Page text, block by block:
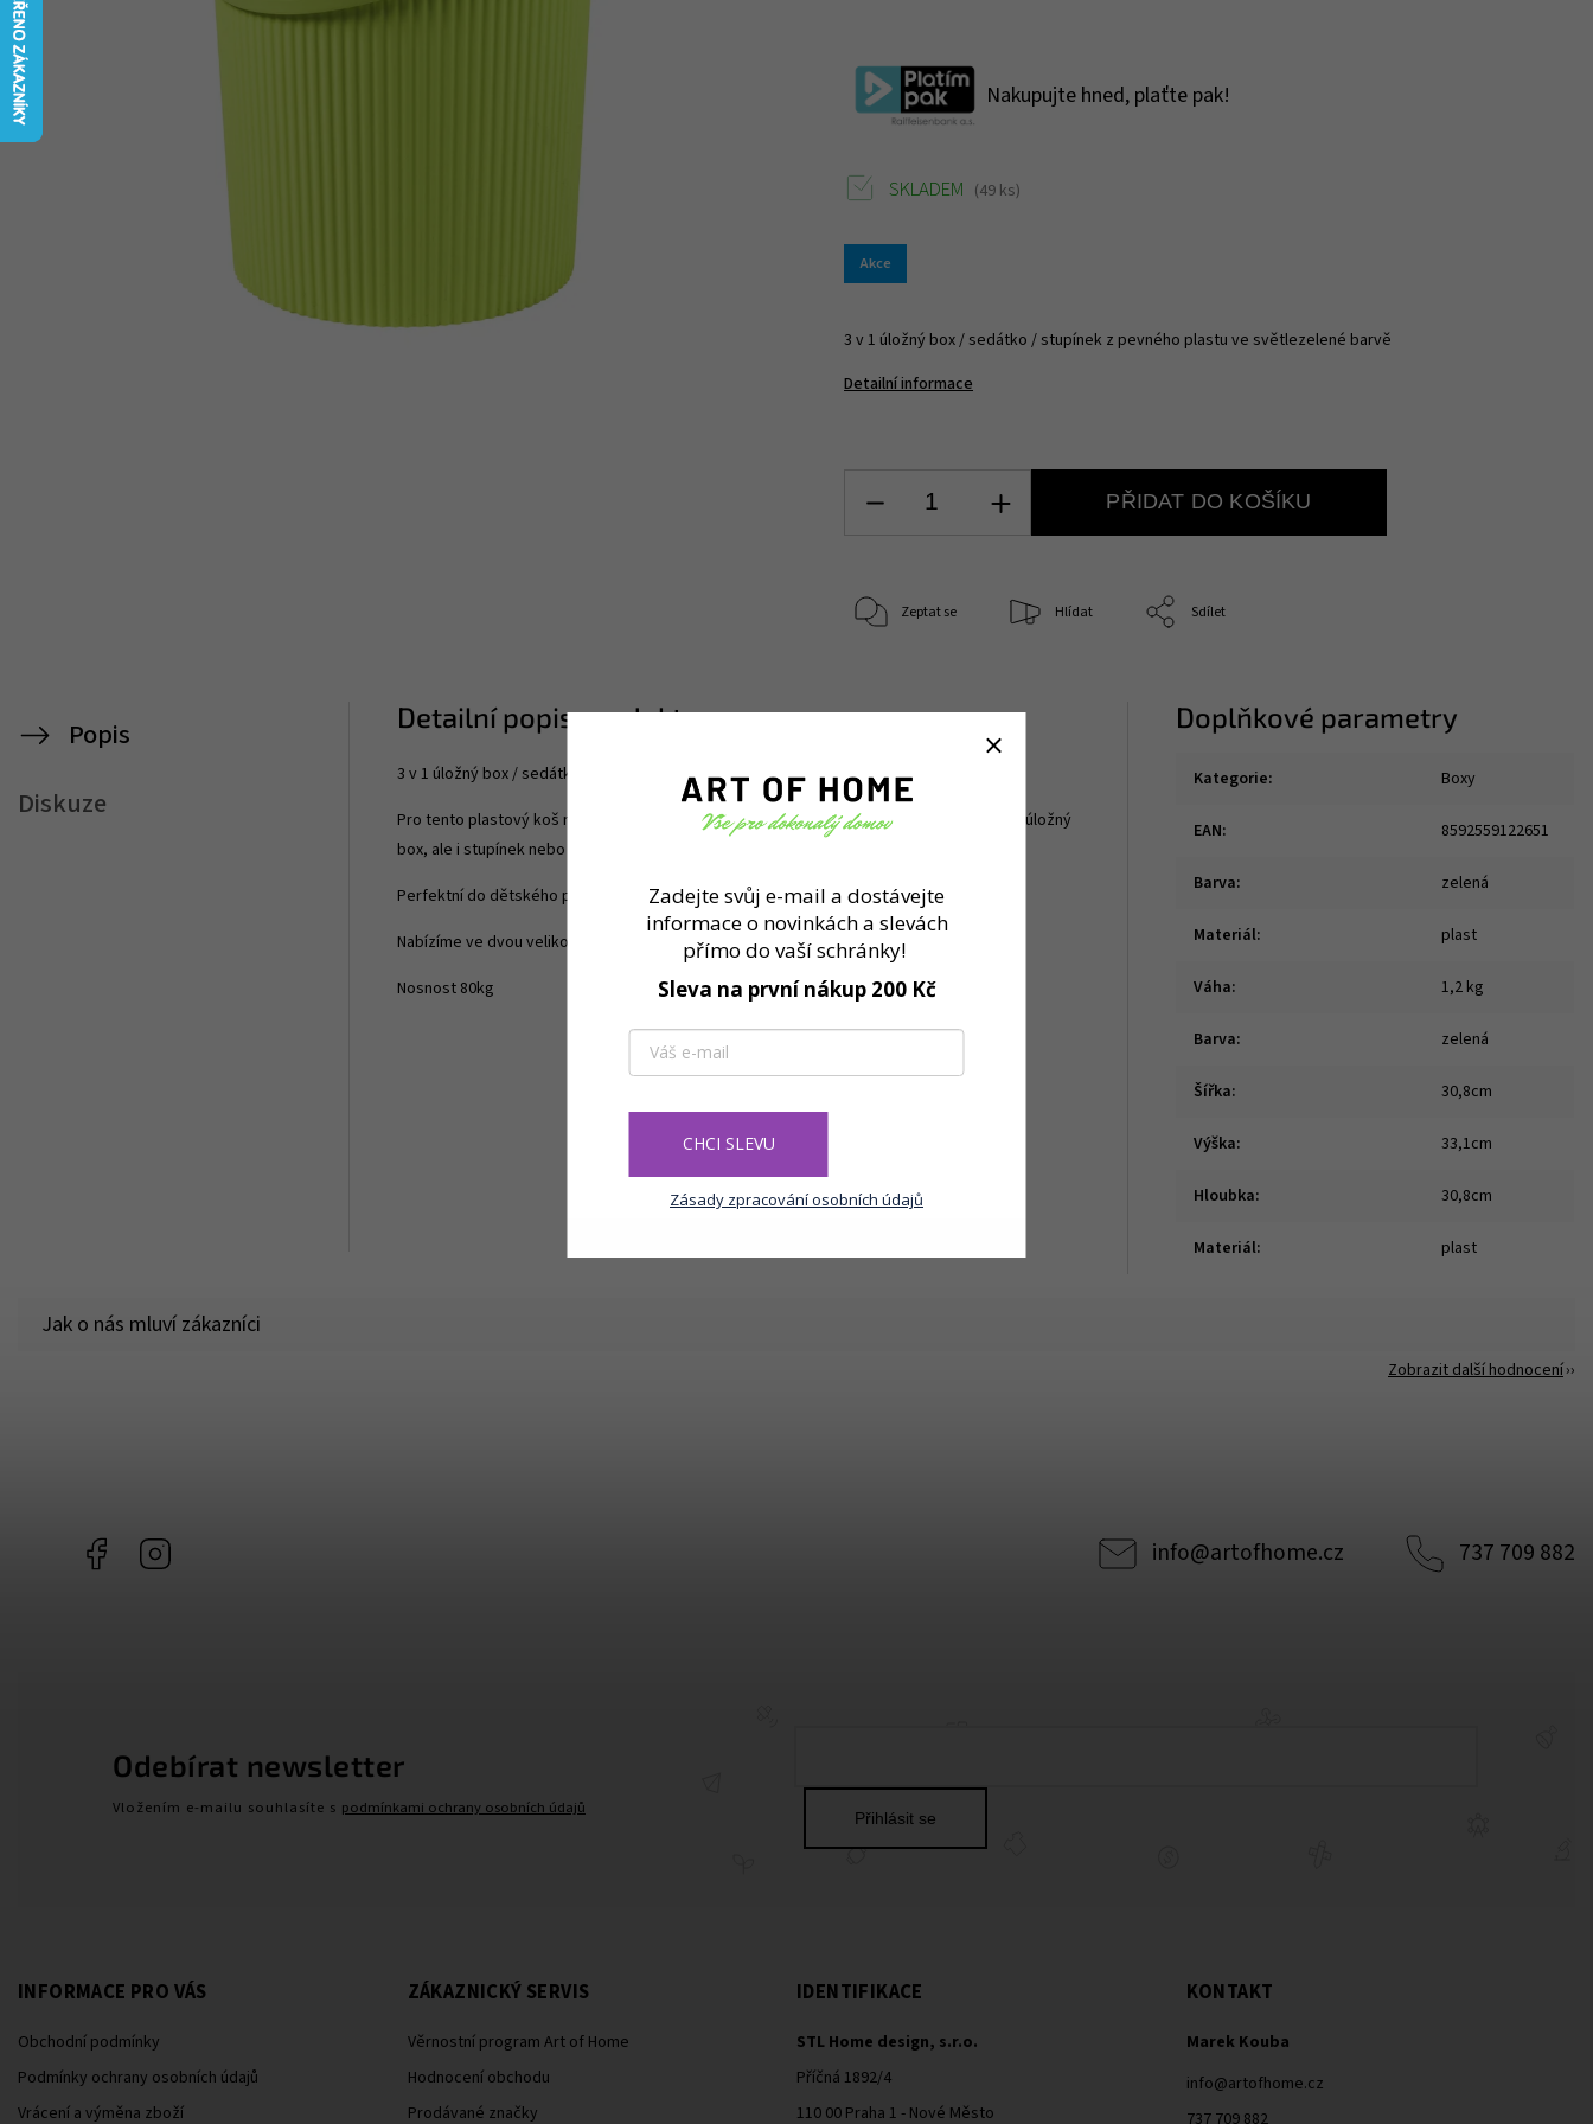
Nakupujte hned, plaťte pak!
Akce
3 v 1 úložný box / sedátko / stupínek z pevného plastu ve světlezelené barvě
Detailní informace
SKLADEM (49 ks)
PŘIDAT DO KOŠÍKU
Zeptat se Hlídat Sdílet
Popis
Diskuze
Detailní popis produktu
3 v 1 úložný box / sedátko / stupínek z pevného plastu ve světlezelené barvě
Pro tento plastový koš najdete hned několik využití. Můžete použít jako odpadkový koš, úložný
box, ale i stupínek nebo sedátko.
Perfektní do dětského pokoje na ukládání hraček.
Nabízíme ve dvou velikostech a ve čtyřech barevných provedeních.
Nosnost 80kg
Doplňkové parametry
Kategorie: Boxy
EAN: 8592559122651
Barva: zelená
Materiál: plast
Váha: 1,2 kg
Barva: zelená
Šířka: 30,8cm
Výška: 33,1cm
Hloubka: 30,8cm
Materiál: plast
Zobrazit další hodnocení
Facebook info@artofhome.cz 737 709 882
Odebírat newsletter
Vložením e-mailu souhlasíte s podmínkami ochrany osobních údajů
Přihlásit se
INFORMACE PRO VÁS
Obchodní podmínky
Podmínky ochrany osobních údajů
Vrácení a výměna zboží
ZÁKAZNICKÝ SERVIS
Věrnostní program Art of Home
Hodnocení obchodu
Prodávané značky
IDENTIFIKACE
STL Home design, s.r.o.
Příčná 1892/4
110 00 Praha 1 - Nové Město
KONTAKT
Marek Kouba
info@artofhome.cz
737 709 882
Zadejte svůj e-mail a dostávejte
informace o novinkách a slevách
přímo do vaší schránky!
Sleva na první nákup 200 Kč
CHCI SLEVU
Zásady zpracování osobních údajů